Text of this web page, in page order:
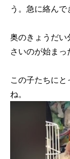
う。急に絡んで
奥のきょうだい
さいのが始まっ
この子たちに
ね。